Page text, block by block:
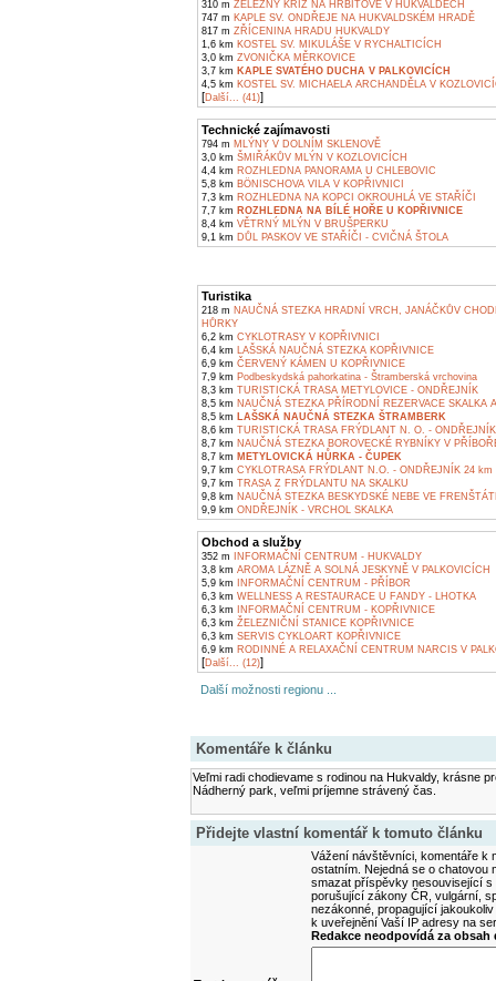
310 m ŽELEZNÝ KŘÍŽ NA HŘBITOVĚ V HUKVALDECH
747 m KAPLE SV. ONDŘEJE NA HUKVALDSKÉM HRADĚ
817 m ZŘÍCENINA HRADU HUKVALDY
1,6 km KOSTEL SV. MIKULÁŠE V RYCHALTICÍCH
3,0 km ZVONIČKA MĚRKOVICE
3,7 km KAPLE SVATÉHO DUCHA V PALKOVICÍCH
4,5 km KOSTEL SV. MICHAELA ARCHANDĚLA V
[Další... (41)]
Technické zajímavosti
794 m MLÝNY V DOLNÍM SKLENOVĚ
3,0 km ŠMIŘÁKŮV MLÝN V KOZLOVICÍCH
4,4 km ROZHLEDNA PANORAMA U CHLEBOVIC
5,8 km BÖNISCHOVA VILA V KOPŘIVNICI
7,3 km ROZHLEDNA NA KOPCI OKROUHLÁ VE STAŘÍČI
7,7 km ROZHLEDNA NA BÍLÉ HOŘE U KOPŘIVNICE
8,4 km VĚTRNÝ MLÝN V BRUŠPERKU
9,1 km DŮL PASKOV VE STAŘÍČI - CVIČNÁ ŠTOLA
Turistika
218 m NAUČNÁ STEZKA HRADNÍ VRCH, JANÁČKŮV
HŮRKY
6,2 km CYKLOTRASY V KOPŘIVNICI
6,4 km LAŠSKÁ NAUČNÁ STEZKA KOPŘIVNICE
6,9 km ČERVENÝ KÁMEN U KOPŘIVNICE
7,9 km Podbeskydská pahorkatina - Štramberská vrchovina
8,3 km TURISTICKÁ TRASA METYLOVICE - ONDŘEJNÍK
8,5 km NAUČNÁ STEZKA PŘÍRODNÍ REZERVACE SKALKA
8,5 km LAŠSKÁ NAUČNÁ STEZKA ŠTRAMBERK
8,6 km TURISTICKÁ TRASA FRÝDLANT N. O. - ONDŘEJNÍK
8,7 km NAUČNÁ STEZKA BOROVECKÉ RYBNÍKY V
8,7 km METYLOVICKÁ HŮRKA - ČUPEK
9,7 km CYKLOTRASA FRÝDLANT N.O. - ONDŘEJNÍK 24 km
9,7 km TRASA Z FRÝDLANTU NA SKALKU
9,8 km NAUČNÁ STEZKA BESKYDSKÉ NEBE VE
9,9 km ONDŘEJNÍK - VRCHOL SKALKA
Obchod a služby
352 m INFORMAČNÍ CENTRUM - HUKVALDY
3,8 km AROMA LÁZNĚ A SOLNÁ JESKYNĚ V PALKOVICÍCH
5,9 km INFORMAČNÍ CENTRUM - PŘÍBOR
6,3 km WELLNESS A RESTAURACE U FANDY - LHOTKA
6,3 km INFORMAČNÍ CENTRUM - KOPŘIVNICE
6,3 km ŽELEZNIČNÍ STANICE KOPŘIVNICE
6,3 km SERVIS CYKLOART KOPŘIVNICE
6,9 km RODINNÉ A RELAXAČNÍ CENTRUM NARCIS V
[Další... (12)]
Další možnosti regionu ...
Komentáře k článku
Veľmi radi chodievame s rodinou na Hukvaldy, krásne
Nádherný park, veľmi príjemne strávený čas.
Přidejte vlastní komentář k tomuto článku
Vážení návštěvníci, komentáře k
ostatním. Nejedná se o
smazat příspěvky nesouvisející
porušující zákony ČR, vulgární,
nezákonné, propagující
k uveřejnění Vaší IP adresy na
Redakce neodpovídá za